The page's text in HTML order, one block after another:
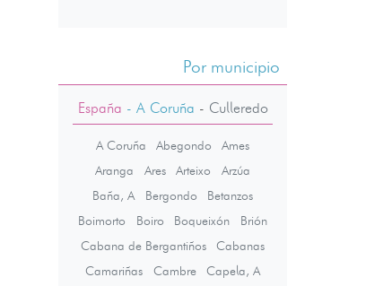
Por municipio
España - A Coruña - Culleredo
A Coruña Abegondo
Ames
Aranga
Ares Arteixo
Arzúa
Baña, A
Bergondo
Betanzos
Boimorto
Boiro Boqueixón
Brión
Cabana de Bergantiños
Cabanas
Camariñas
Cambre
Capela, A